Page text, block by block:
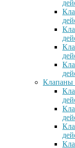
Клапаны